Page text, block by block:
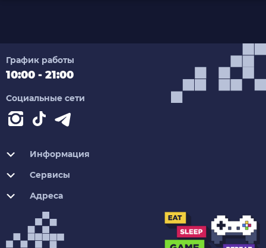
График работы
10:00 - 21:00
Социальные сети
Информация
Сервисы
Адреса